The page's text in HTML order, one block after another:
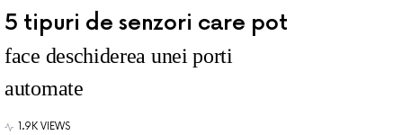
5 tipuri de senzori care pot
face deschiderea unei porti
automate
1.9K VIEWS